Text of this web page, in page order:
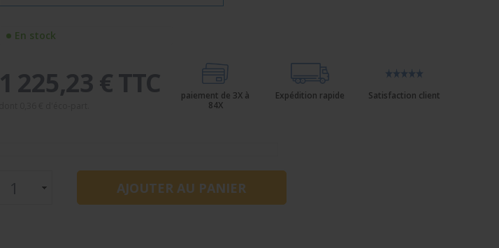
En stock
1 225,23 € TTC
paiement de 3X à
84X
Expédition rapide Satisfaction client